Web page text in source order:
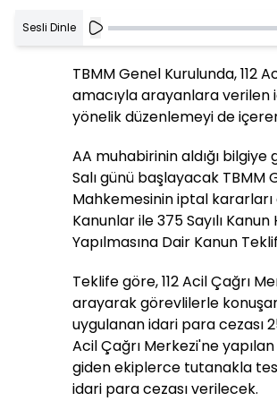
Sesli Dinle
TBMM Genel Kurulunda, 112
amacıyla arayanlara verilen
yönelik düzenlemeyi de
AA muhabirinin aldığı bilgiye
Salı günü başlayacak TBMM
Mahkemesinin iptal kararları
Kanunlar ile 375 Sayılı
Yapılmasına Dair Kanun
Teklife göre, 112 Acil Çağrı
arayarak görevlilerle
uygulanan idari para cezası
Acil Çağrı Merkezi'ne
giden ekiplerce tutanakla
idari para cezası verilecek.